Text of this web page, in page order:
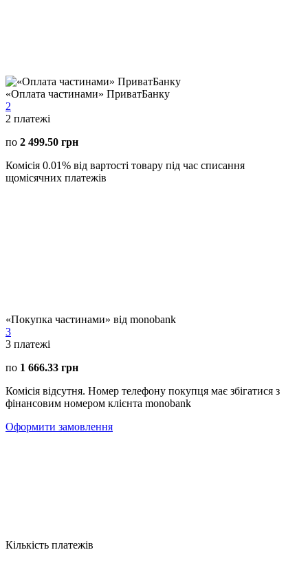
«Оплата частинами» ПриватБанку
2
2 платежі
по 2 499.50 грн
Комісія 0.01% від вартості товару під час списання
щомісячних платежів
«Покупка частинами» від monobank
3
3 платежі
по 1 666.33 грн
Комісія відсутня. Номер телефону покупця має збігатися з
фінансовим номером клієнта monobank
Оформити замовлення
Кількість платежів